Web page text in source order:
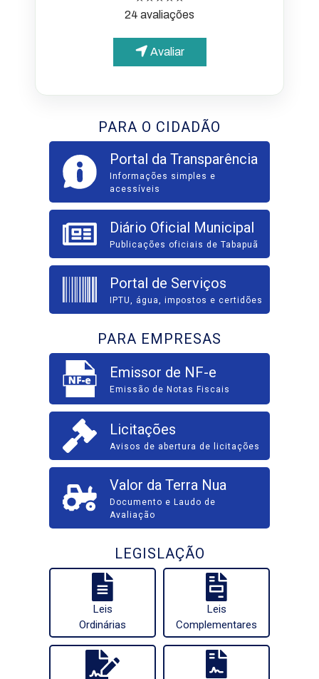
24 avaliações
Avaliar
PARA O CIDADÃO
Portal da Transparência
Informações simples e
acessíveis
Diário Oficial Municipal
Publicações oficiais de Tabapuã
Portal de Serviços
IPTU, água, impostos e certidões
PARA EMPRESAS
Emissor de NF-e
Emissão de Notas Fiscais
Licitações
Avisos de abertura de licitações
Valor da Terra Nua
Documento e Laudo de
Avaliação
LEGISLAÇÃO
Leis
Ordinárias
Leis
Complementares